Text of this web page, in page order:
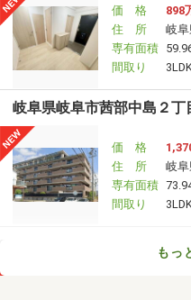
価 格
898
住 所
岐
専有面積
間取り
岐阜県岐阜市茜部中島２丁
価 格
住 所
岐
専有面積
間取り
岐阜県岐阜市茜部中島２もっ